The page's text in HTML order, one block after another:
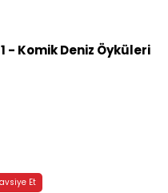
- Komik Deniz Öyküleri
Et